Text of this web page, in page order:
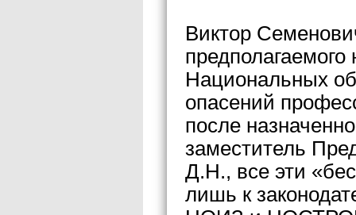
Виктор
Национальных
опасений
после
заместитель
Д.Н., все эти
лишь к